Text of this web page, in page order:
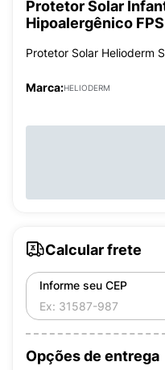
Protetor Solar
Hipoalergênico
Protetor Solar Helioderm
Marca:HELIODERM
Calcular frete
Informe seu CEP
Opções de entrega